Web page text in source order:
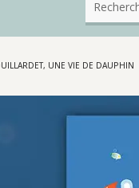
UNE VIE DE DAUPHIN